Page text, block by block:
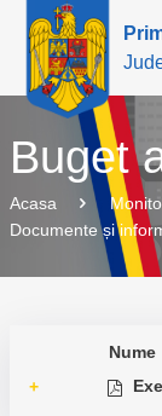
Buget
Acasa
Documente și
Nume
+